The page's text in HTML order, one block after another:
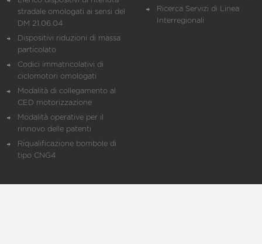
stradale omologati ai sensi del
DM 21.06.04
Dispositivi riduzioni di massa
particolato
Codici immatricolativi di
ciclomotori omologati
Modalità di collegamento al
CED motorizzazione
Modalità operative per il
rinnovo delle patenti
Riqualificazione bombole di
tipo CNG4
Ricerca Servizi di Linea
Interregionali